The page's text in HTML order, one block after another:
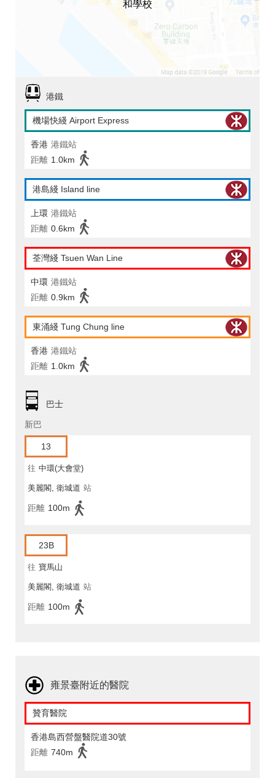
和學校
港鐵
機場快綫 Airport Express
香港 港鐵站
距離 1.0km
港島綫 Island line
上環 港鐵站
距離 0.6km
荃灣綫 Tsuen Wan Line
中環 港鐵站
距離 0.9km
東涌綫 Tung Chung line
香港 港鐵站
距離 1.0km
巴士
新巴
13
往 中環(大會堂)
美麗閣, 衛城道 站
距離 100m
23B
往 寶馬山
美麗閣, 衛城道 站
距離 100m
雍景臺附近的醫院
贊育醫院
香港島西營盤醫院道30號
距離 740m